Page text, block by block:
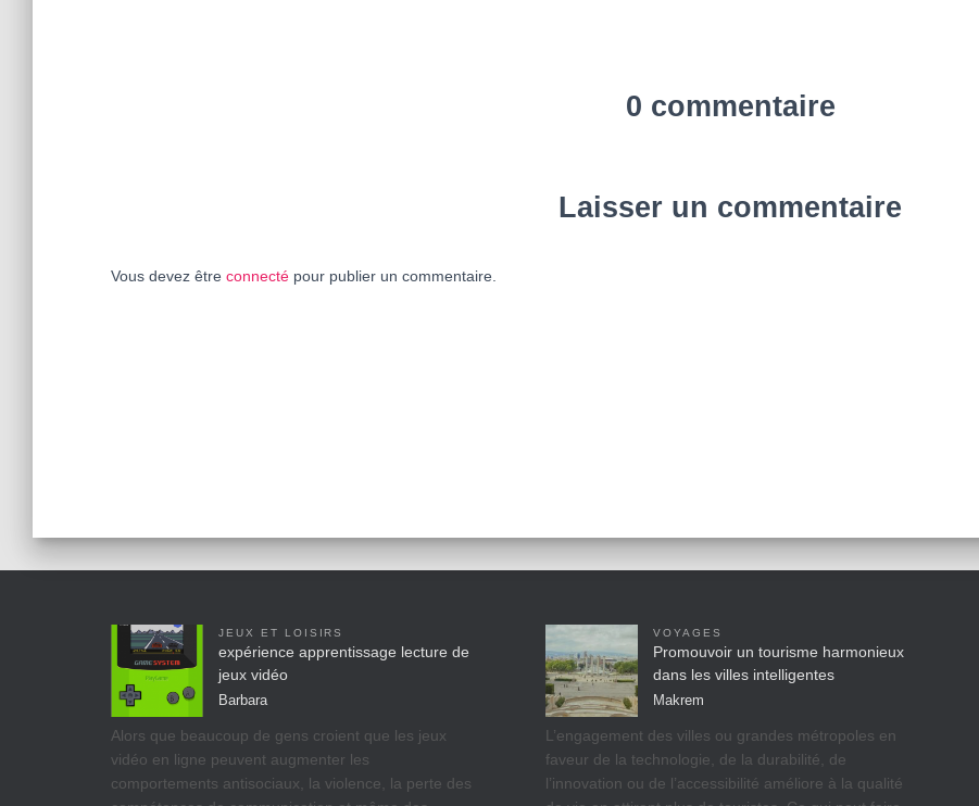
0 commentaire
Laisser un commentaire
Vous devez être connecté pour publier un commentaire.
JEUX ET LOISIRS
expérience apprentissage lecture de
jeux vidéo
Barbara
Alors que beaucoup de gens croient que les jeux
vidéo en ligne peuvent augmenter les
comportements antisociaux, la violence, la perte des
VOYAGES
Promouvoir un tourisme harmonieux
dans les villes intelligentes
Makrem
L’engagement des villes ou grandes métropoles en
faveur de la technologie, de la durabilité, de
l’innovation ou de l’accessibilité améliore à la qualité